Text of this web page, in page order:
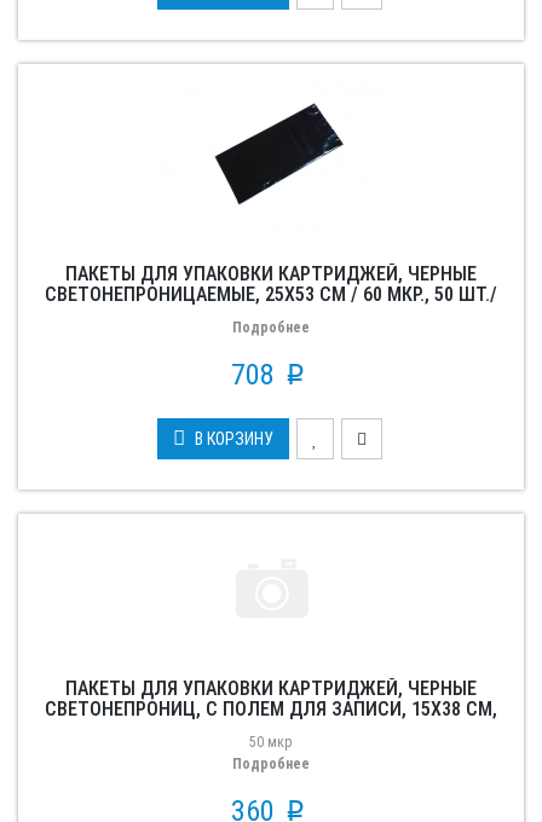
ПАКЕТЫ ДЛЯ УПАКОВКИ КАРТРИДЖЕЙ, ЧЕРНЫЕ
СВЕТОНЕПРОНИЦАЕМЫЕ, 25X53 СМ / 60 МКР., 50 ШТ./
УП.
Подробнее
708 p
В КОРЗИНУ
ПАКЕТЫ ДЛЯ УПАКОВКИ КАРТРИДЖЕЙ, ЧЕРНЫЕ
СВЕТОНЕПРОНИЦ, С ПОЛЕМ ДЛЯ ЗАПИСИ, 15X38 СМ,
50 мкр
Подробнее
360 p